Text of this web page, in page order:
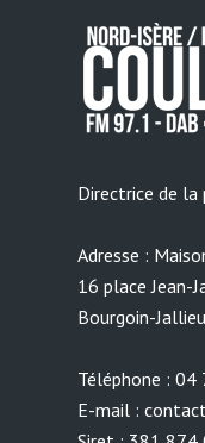
Directrice de la
Adresse :
16 place Jean-
Bourgoin-Jallieu
Téléphone :
E-mail :